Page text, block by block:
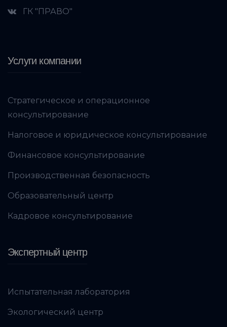
ГК "ПРАВО"
Услуги компании
Стратегическое и операционное
консультирование
Налоговое и юридическое консультирование
Финансовое консультирование
Производственная безопасность
Образовательный центр
Кадровое консультирование
Экспертный центр
Испытательная лаборатория
Экологический центр